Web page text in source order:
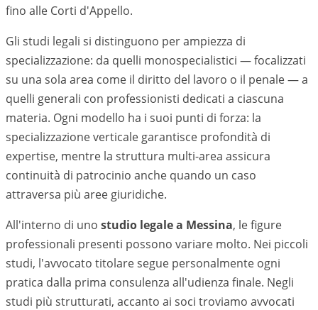
fino alle Corti d'Appello.
Gli studi legali si distinguono per ampiezza di
specializzazione: da quelli monospecialistici — focalizzati
su una sola area come il diritto del lavoro o il penale — a
quelli generali con professionisti dedicati a ciascuna
materia. Ogni modello ha i suoi punti di forza: la
specializzazione verticale garantisce profondità di
expertise, mentre la struttura multi-area assicura
continuità di patrocinio anche quando un caso
attraversa più aree giuridiche.
All'interno di uno studio legale a Messina, le figure
professionali presenti possono variare molto. Nei piccoli
studi, l'avvocato titolare segue personalmente ogni
pratica dalla prima consulenza all'udienza finale. Negli
studi più strutturati, accanto ai soci troviamo avvocati